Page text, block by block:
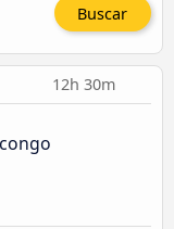
Buscar
12h 30m